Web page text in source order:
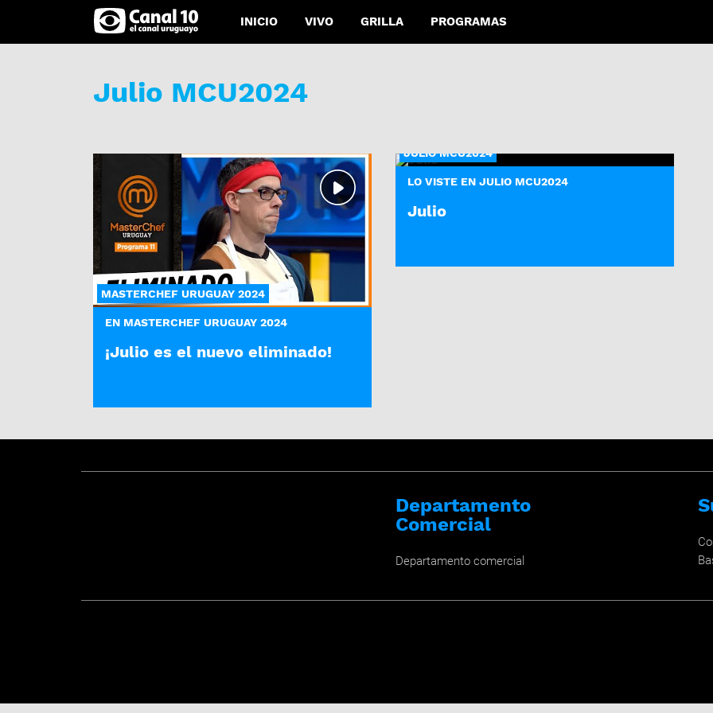
INICIO VIVO GRILLA PROGRAMAS
Julio MCU2024
MASTERCHEF URUGUAY 2024
EN MASTERCHEF URUGUAY 2024
¡Julio es el nuevo eliminado!
JULIO MCU2024
LO VISTE EN JULIO MCU2024
Julio
Departamento
Comercial
Departamento comercial